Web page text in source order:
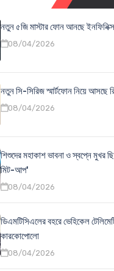
নতুন ৫জি মাস্টার ফোন আনছে ইনফিনিক্স
08/04/2026
নতুন সি-সিরিজ স্মার্টফোন নিয়ে আসছে
08/04/2026
শিশুদের মহাকাশ ভাবনা ও স্বপ্নে মুখর
মিট-আপ'
08/04/2026
ডিএমটিসিএলের বহরে ভেহিকেল
কারকোপোলো
08/04/2026